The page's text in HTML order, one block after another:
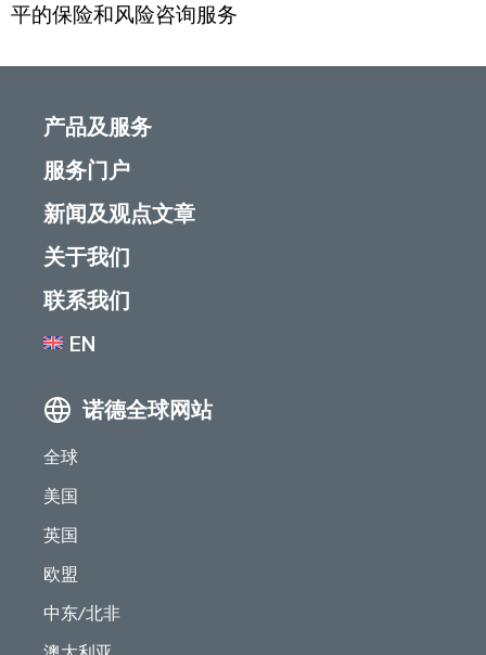
平的保险和风险咨询服务
产品及服务
服务门户
新闻及观点文章
关于我们
联系我们
EN
诺德全球网站
全球
美国
英国
欧盟
中东/北非